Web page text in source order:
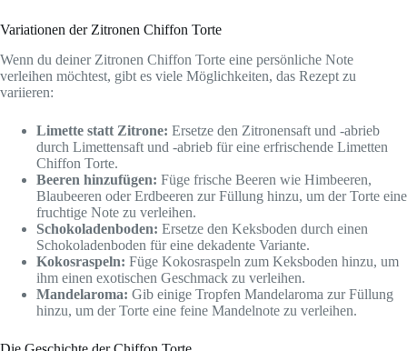
Variationen der Zitronen Chiffon Torte
Wenn du deiner Zitronen Chiffon Torte eine persönliche Note
verleihen möchtest, gibt es viele Möglichkeiten, das Rezept zu
variieren:
Limette statt Zitrone: Ersetze den Zitronensaft und -abrieb
durch Limettensaft und -abrieb für eine erfrischende Limetten
Chiffon Torte.
Beeren hinzufügen: Füge frische Beeren wie Himbeeren,
Blaubeeren oder Erdbeeren zur Füllung hinzu, um der Torte eine
fruchtige Note zu verleihen.
Schokoladenboden: Ersetze den Keksboden durch einen
Schokoladenboden für eine dekadente Variante.
Kokosraspeln: Füge Kokosraspeln zum Keksboden hinzu, um
ihm einen exotischen Geschmack zu verleihen.
Mandelaroma: Gib einige Tropfen Mandelaroma zur Füllung
hinzu, um der Torte eine feine Mandelnote zu verleihen.